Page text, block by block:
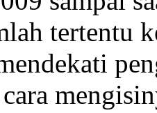
tertentu